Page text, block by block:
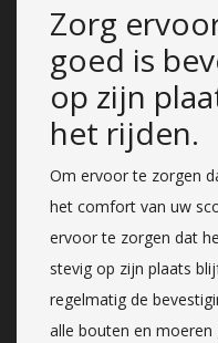
Zorg
goed is
op zijn
het rijden.
Om ervoor te zorgen
het comfort van uw
ervoor te zorgen dat
stevig op zijn plaats
regelmatig de
alle bouten en moeren